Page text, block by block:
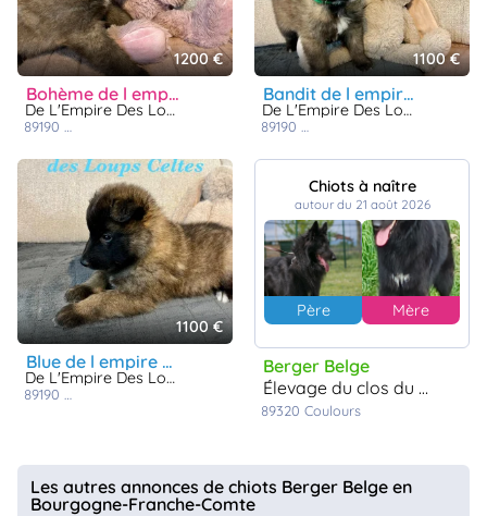
1200 €
bohème de l empire des loups celtes
De L'Empire Des Loups Celtes
89190 st maurice aux riches hommes
1100 €
bandit de l empire des loups celtes
De L'Empire Des Loups Celtes
89190
1100 €
blue de l empire des loups celtes
De L'Empire Des Loups Celtes
89190 st maurice aux riches hommes
Chiots à naître
autour du 21 août 2026
Père Mère
Berger Belge
élevage du clos du faubourg
89320 Coulours
Les autres annonces de chiots Berger Belge en
Bourgogne-Franche-Comte